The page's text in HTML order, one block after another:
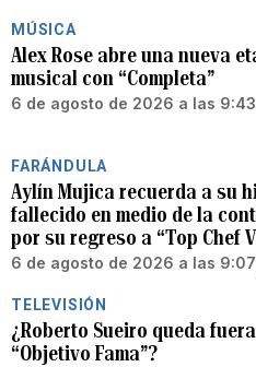
MÚSICA
Alex Rose abre una nueva
musical con “Completa”
6 de agosto de 2026 a las 9:43
FARÁNDULA
Aylín Mujica recuerda a su
fallecido en medio de la
por su regreso a “Top Chef
6 de agosto de 2026 a las 9:07
TELEVISIÓN
¿Roberto Sueiro queda
“Objetivo Fama”?